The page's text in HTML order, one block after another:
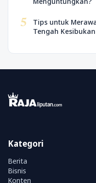
5
Tips untuk
Tengah
Kategori
Berita
Bisnis
Konten